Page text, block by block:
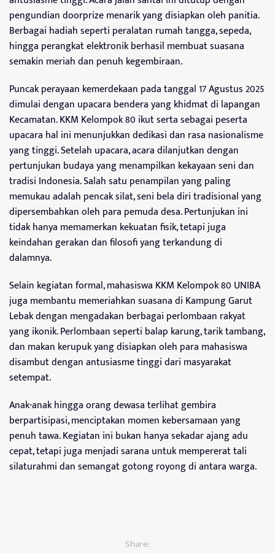
pengundian doorprize menarik yang disiapkan oleh panitia.
Berbagai hadiah seperti peralatan rumah tangga, sepeda,
hingga perangkat elektronik berhasil membuat suasana
semakin meriah dan penuh kegembiraan.
Puncak perayaan kemerdekaan pada tanggal 17 Agustus 2025
dimulai dengan upacara bendera yang khidmat di lapangan
Kecamatan. KKM Kelompok 80 ikut serta sebagai peserta
upacara hal ini menunjukkan dedikasi dan rasa nasionalisme
yang tinggi. Setelah upacara, acara dilanjutkan dengan
pertunjukan budaya yang menampilkan kekayaan seni dan
tradisi Indonesia. Salah satu penampilan yang paling
memukau adalah pencak silat, seni bela diri tradisional yang
dipersembahkan oleh para pemuda desa. Pertunjukan ini
tidak hanya memamerkan kekuatan fisik, tetapi juga
keindahan gerakan dan filosofi yang terkandung di
dalamnya.
Selain kegiatan formal, mahasiswa KKM Kelompok 80 UNIBA
juga membantu memeriahkan suasana di Kampung Garut
Lebak dengan mengadakan berbagai perlombaan rakyat
yang ikonik. Perlombaan seperti balap karung, tarik tambang,
dan makan kerupuk yang disiapkan oleh para mahasiswa
disambut dengan antusiasme tinggi dari masyarakat
setempat.
Anak-anak hingga orang dewasa terlihat gembira
berpartisipasi, menciptakan momen kebersamaan yang
penuh tawa. Kegiatan ini bukan hanya sekadar ajang adu
cepat, tetapi juga menjadi sarana untuk mempererat tali
silaturahmi dan semangat gotong royong di antara warga.
Share: